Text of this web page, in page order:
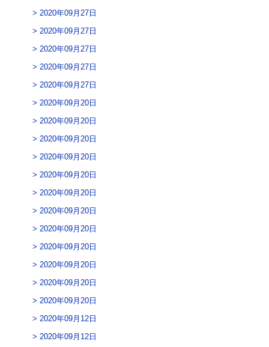
2020年09月27日
2020年09月27日
2020年09月27日
2020年09月27日
2020年09月27日
2020年09月20日
2020年09月20日
2020年09月20日
2020年09月20日
2020年09月20日
2020年09月20日
2020年09月20日
2020年09月20日
2020年09月20日
2020年09月20日
2020年09月20日
2020年09月20日
2020年09月12日
2020年09月12日